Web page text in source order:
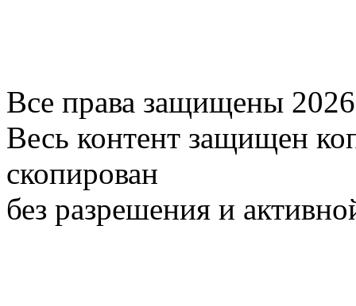
Все права защищены 2026
Весь контент защищен
скопирован
без разрешения и